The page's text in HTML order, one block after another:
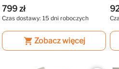
799 zł
Czas dostawy: 15 dni roboczych
shopping_cart Zobacz więcej